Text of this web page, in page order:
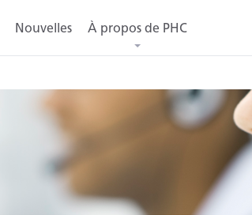
Nouvelles À propos de PHC